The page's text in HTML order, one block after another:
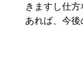
きますし仕
あれば、今